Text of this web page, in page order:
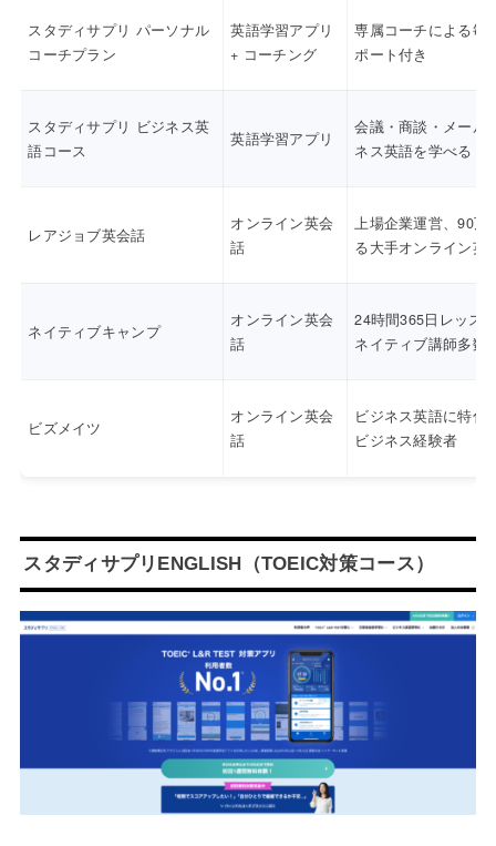
スタディサプリ パーソナル
コーチプラン
英語学習アプリ
+ コーチング
専属コーチによる毎
ポート付き
スタディサプリ ビジネス英
語コース
英語学習アプリ
会議・商談・メール
ネス英語を学べる
レアジョブ英会話
オンライン英会
話
上場企業運営、90万
る大手オンライン英
ネイティブキャンプ
オンライン英会
話
24時間365日レッス
ネイティブ講師多数
ビズメイツ
オンライン英会
話
ビジネス英語に特化
ビジネス経験者
スタディサプリENGLISH（TOEIC対策コース）